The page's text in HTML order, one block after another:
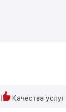
Качества услуг